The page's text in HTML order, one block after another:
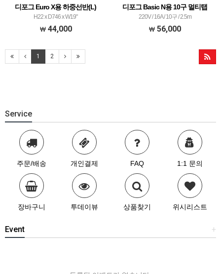
디포그 Euro X용 하중선반(L)
H22 x D746 x W19"
44,000
디포그 Basic N용 10구 멀티탭
220V / 16A / 10구 / 2.5m
56,000
1 2
Service
주문/배송 개인결제 FAQ 1:1 문의
장바구니 투데이뷰 상품찾기 위시리스트
+
Event